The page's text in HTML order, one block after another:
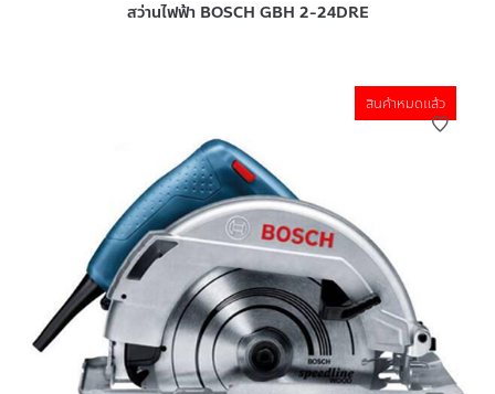
สว่านไฟฟ้า BOSCH GBH 2-24DRE
สินค้าหมดแล้ว